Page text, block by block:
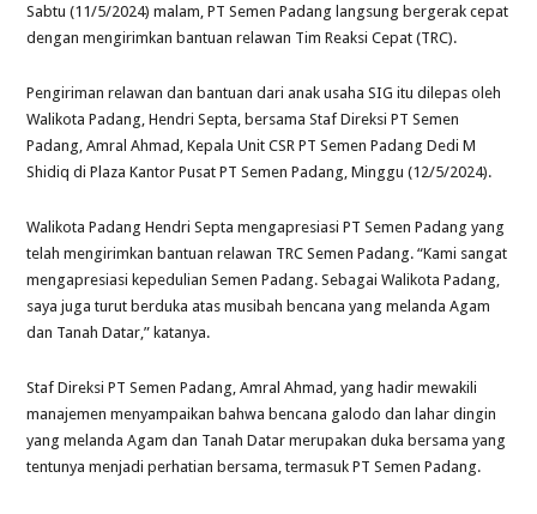
Sabtu (11/5/2024) malam, PT Semen Padang langsung bergerak cepat
dengan mengirimkan bantuan relawan Tim Reaksi Cepat (TRC).
Pengiriman relawan dan bantuan dari anak usaha SIG itu dilepas oleh
Walikota Padang, Hendri Septa, bersama Staf Direksi PT Semen
Padang, Amral Ahmad, Kepala Unit CSR PT Semen Padang Dedi M
Shidiq di Plaza Kantor Pusat PT Semen Padang, Minggu (12/5/2024).
Walikota Padang Hendri Septa mengapresiasi PT Semen Padang yang
telah mengirimkan bantuan relawan TRC Semen Padang. “Kami sangat
mengapresiasi kepedulian Semen Padang. Sebagai Walikota Padang,
saya juga turut berduka atas musibah bencana yang melanda Agam
dan Tanah Datar,” katanya.
Staf Direksi PT Semen Padang, Amral Ahmad, yang hadir mewakili
manajemen menyampaikan bahwa bencana galodo dan lahar dingin
yang melanda Agam dan Tanah Datar merupakan duka bersama yang
tentunya menjadi perhatian bersama, termasuk PT Semen Padang.